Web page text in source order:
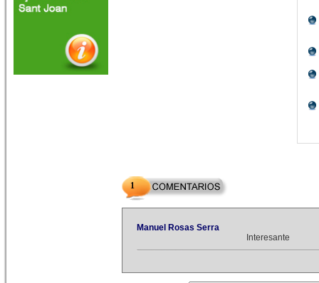
1
Manuel Rosas Serra
Interesante